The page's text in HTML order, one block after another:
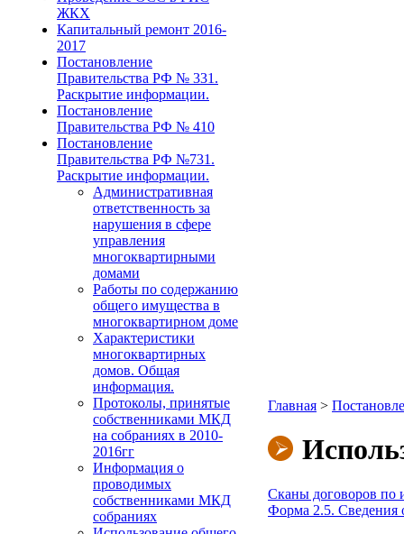
ЖКХ
Капитальный ремонт 2016-
2017
Постановление
Правительства РФ № 331.
Раскрытие информации.
Постановление
Правительства РФ № 410
Постановление
Правительства РФ №731.
Раскрытие информации.
Административная
ответственность за
нарушения в сфере
управления
многоквартирными
домами
Работы по содержанию
общего имущества в
многоквартирном доме
Характеристики
многоквартирных
домов. Общая
информация.
Протоколы, принятые
собственниками МКД
на собраниях в 2010-
2016гг
Информация о
проводимых
собственниками МКД
собраниях
Главная >
Сканы договоров по
Форма 2.5. Сведения